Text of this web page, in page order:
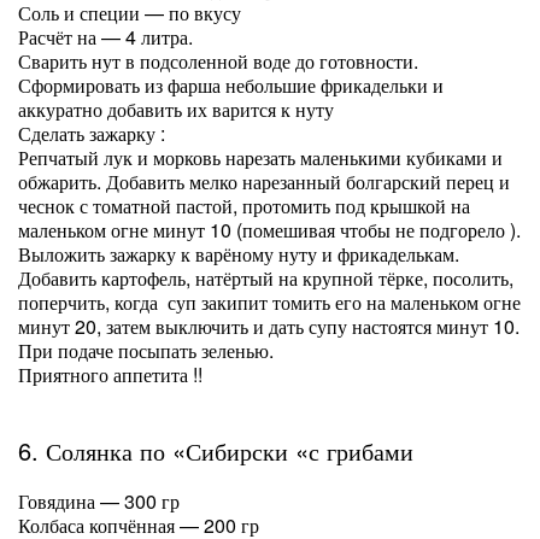
Соль и специи — по вкусу
Расчёт на — 4 литра.
Сварить нут в подсоленной воде до готовности.
Сформировать из фарша небольшие фрикадельки и
аккуратно добавить их варится к нуту
Сделать зажарку :
Репчатый лук и морковь нарезать маленькими кубиками и
обжарить. Добавить мелко нарезанный болгарский перец и
чеснок с томатной пастой, протомить под крышкой на
маленьком огне минут 10 (помешивая чтобы не подгорело ).
Выложить зажарку к варёному нуту и фрикаделькам.
Добавить картофель, натёртый на крупной тёрке, посолить,
поперчить, когда суп закипит томить его на маленьком огне
минут 20, затем выключить и дать супу настоятся минут 10.
При подаче посыпать зеленью.
Приятного аппетита !!
6. Солянка по «Сибирски «с грибами
Говядина — 300 гр
Колбаса копчённая — 200 гр